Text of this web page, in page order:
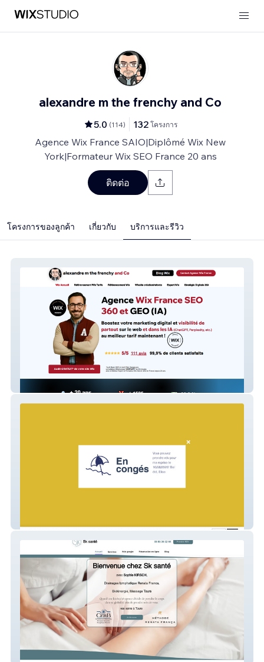
alexandre m the frenchy and Co
5.0 (114) 132 โครงการ
Agence Wix France SAIO|Diplômé Wix New
York|Formateur Wix SEO France 20 ans
ติดต่อ
โครงการของลูกค้า เกี่ยวกับ บริการและรีวิว
alexandre m the frenchy and Co: Formateur
Drainage lymphatique Tours avec SK Santé